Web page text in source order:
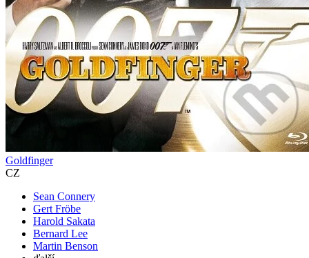
Goldfinger
CZ
Sean Connery
Gert Fröbe
Harold Sakata
Bernard Lee
Martin Benson